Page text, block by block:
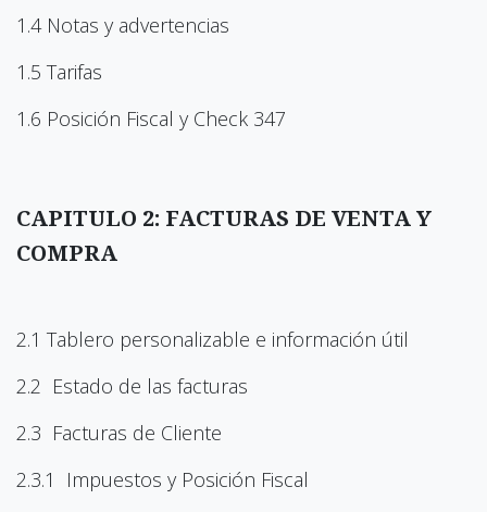
1.4 Notas y advertencias
1.5 Tarifas
1.6 Posición Fiscal y Check 347
CAPITULO 2: FACTURAS DE VENTA Y
COMPRA
2.1 Tablero personalizable e información útil
2.2 Estado de las facturas
2.3 Facturas de Cliente
2.3.1 Impuestos y Posición Fiscal